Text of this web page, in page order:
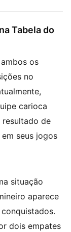
Tabela do
os
no
carioca
de
seus jogos
situação
aparece
conquistados.
dois empates